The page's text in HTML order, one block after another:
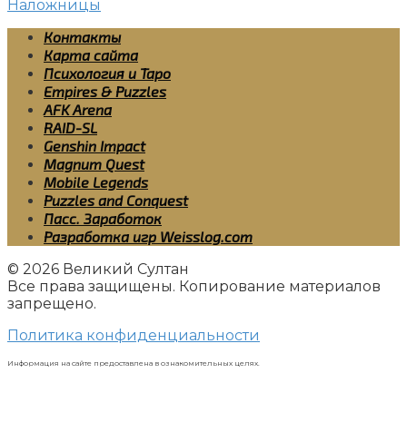
Наложницы
Контакты
Карта сайта
Психология и Таро
Empires & Puzzles
AFK Arena
RAID-SL
Genshin Impact
Magnum Quest
Mobile Legends
Puzzles and Conquest
Пасс. Заработок
Разработка игр Weisslog.com
© 2026 Великий Султан
Все права защищены. Копирование материалов
запрещено.
Политика конфиденциальности
Информация на сайте предоставлена в ознакомительных целях.